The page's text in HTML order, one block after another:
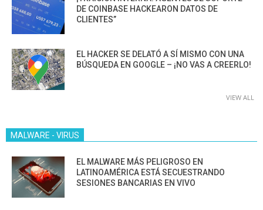
DE COINBASE HACKEARON DATOS DE
CLIENTES”
EL HACKER SE DELATÓ A SÍ MISMO CON UNA
BÚSQUEDA EN GOOGLE – ¡NO VAS A CREERLO!
VIEW ALL
MALWARE - VIRUS
EL MALWARE MÁS PELIGROSO EN
LATINOAMÉRICA ESTÁ SECUESTRANDO
SESIONES BANCARIAS EN VIVO